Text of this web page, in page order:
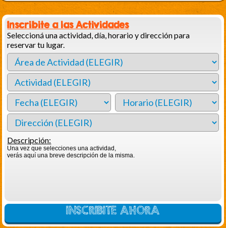
Inscribite a las Actividades
Seleccioná una actividad, día, horario y dirección para
reservar tu lugar.
Descripción:
Una vez que selecciones una actividad,
verás aquí una breve descripción de la misma.
INSCRIBITE AHORA